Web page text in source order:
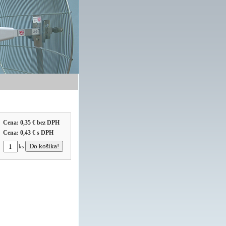
Cena:0,35 € bez DPH
Cena:0,43 € s DPH
ks